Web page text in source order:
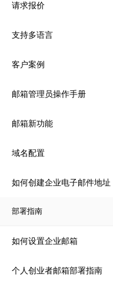
请求报价
支持多语言
客户案例
邮箱管理员操作手册
邮箱新功能
域名配置
如何创建企业电子邮件地址
部署指南
如何设置企业邮箱
个人创业者邮箱部署指南